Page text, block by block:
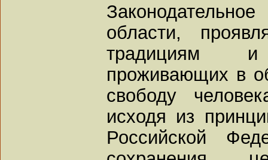
области,
традициям
проживающих в
свободу
исходя из
Российской